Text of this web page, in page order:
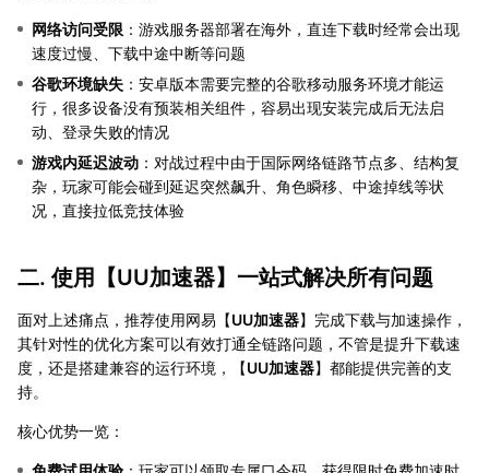
网络访问受限 ：游戏服务器部署在海外，直连下载时经常会出现
速度过慢、下载中途中断等问题
谷歌环境缺失 ：安卓版本需要完整的谷歌移动服务环境才能运
行，很多设备没有预装相关组件，容易出现安装完成后无法启
动、登录失败的情况
游戏内延迟波动 ：对战过程中由于国际网络链路节点多、结构复
杂，玩家可能会碰到延迟突然飙升、角色瞬移、中途掉线等状
况，直接拉低竞技体验
二. 使用【UU加速器】一站式解决所有问题
面对上述痛点，推荐使用网易【UU加速器】完成下载与加速操作，
其针对性的优化方案可以有效打通全链路问题，不管是提升下载速
度，还是搭建兼容的运行环境，【UU加速器】都能提供完善的支
持。
核心优势一览：